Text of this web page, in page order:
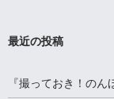
最近の投稿
『撮っておき！の